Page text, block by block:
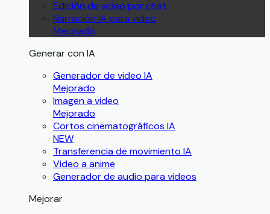
Edición de video por chat
Narración IA para video
Mejorado
Generar con IA
Generador de video IA
Mejorado
Imagen a video
Mejorado
Cortos cinematográficos IA
NEW
Transferencia de movimiento IA
Video a anime
Generador de audio para videos
Mejorar